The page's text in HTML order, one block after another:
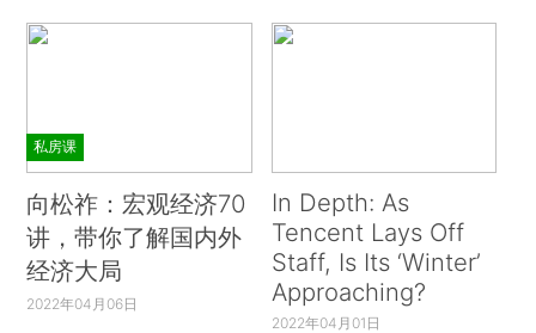
私房课
向松祚：宏观经济70
讲，带你了解国内外
经济大局
2022年04月06日
In Depth: As
Tencent Lays Off
Staff, Is Its ‘Winter’
Approaching?
2022年04月01日